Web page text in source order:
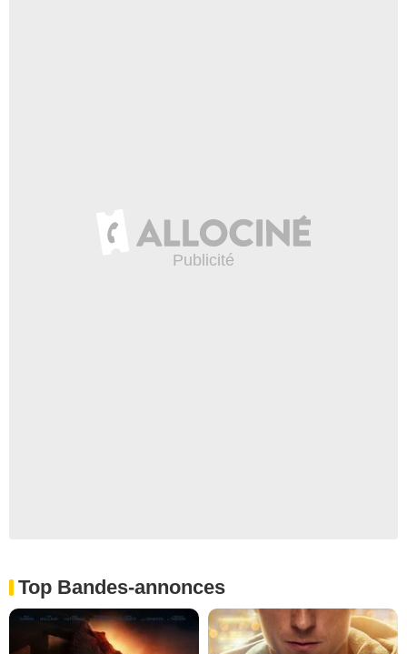
Top Bandes-annonces